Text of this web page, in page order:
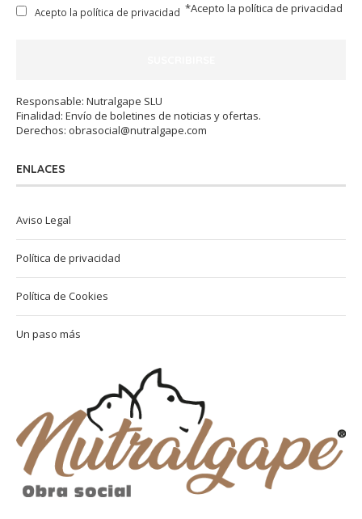
Acepto la política de privacidad *Acepto la política de privacidad
Responsable: Nutralgape SLU
Finalidad: Envío de boletines de noticias y ofertas.
Derechos: obrasocial@nutralgape.com
ENLACES
Aviso Legal
Política de privacidad
Política de Cookies
Un paso más